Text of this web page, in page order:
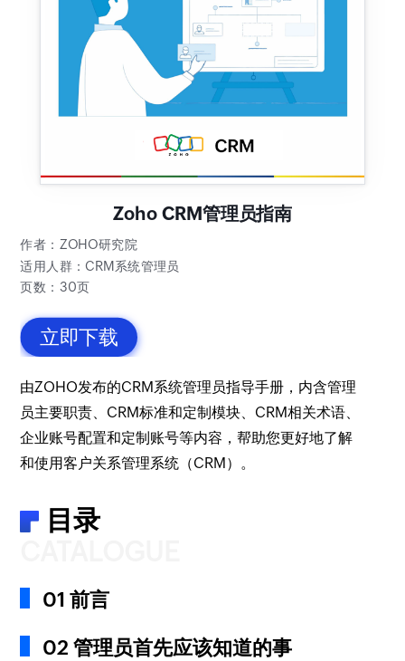
Zoho CRM管理员指南
作者：ZOHO研究院
适用人群：CRM系统管理员
页数：30页
立即下载
由ZOHO发布的CRM系统管理员指导手册，内含管理
员主要职责、CRM标准和定制模块、CRM相关术语、
企业账号配置和定制账号等内容，帮助您更好地了解
和使用客户关系管理系统（CRM）。
目录
01 前言
02 管理员首先应该知道的事